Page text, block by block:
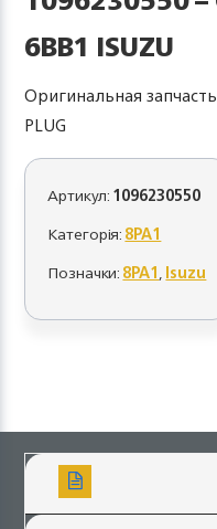
6BB1 ISUZU
Оригинальная
PLUG
Артикул:1096230550
Категорія:8PA1
Позначки:8PA1,Isuzu